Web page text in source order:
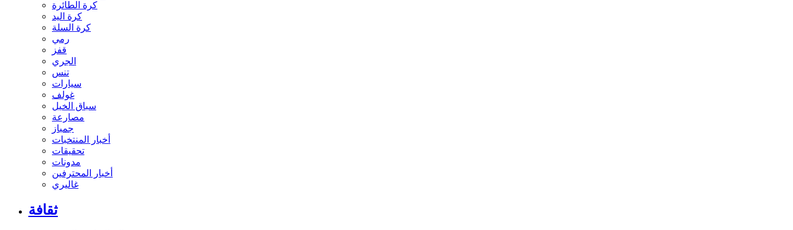
كرة الطائرة
كرة اليد
كرة السلة
رمي
قفز
الجري
تنس
سيارات
غولف
سباق الخيل
مصارعة
جمباز
أخبار المنتخبات
تحقيقات
مدونات
أخبار المحترفين
غاليري
ثقافة